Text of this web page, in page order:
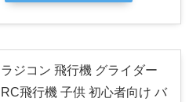
ラジコン 飛行機 グライダー
RC飛行機 子供 初心者向け バ